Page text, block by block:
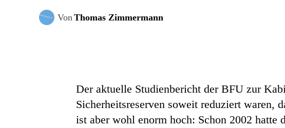
VonThomas Zimmermann
Der aktuelle Studienbericht der BFU zur
Sicherheitsreserven soweit reduziert waren,
ist aber wohl enorm hoch: Schon 2002 hatte